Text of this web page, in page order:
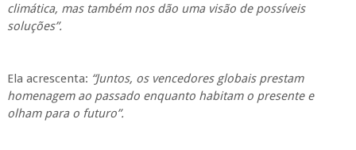
climática, mas também nos dão uma visão de possíveis
soluções”.
Ela acrescenta: “Juntos, os vencedores globais prestam
homenagem ao passado enquanto habitam o presente e
olham para o futuro”.